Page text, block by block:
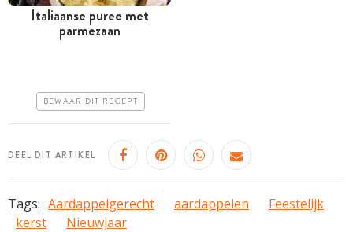
Tussen 30 minuten en 1
Italiaanse puree met
parmezaan
BEWAAR DIT RECEPT
DEEL DIT ARTIKEL
Tags: Aardappelgerecht aardappelen
Feestelijk
kerst
Nieuwjaar